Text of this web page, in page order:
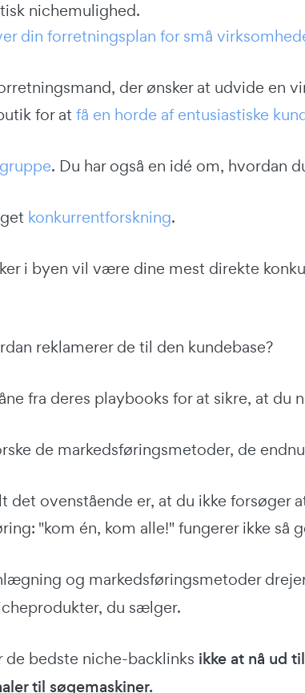
nichemulighed.
din forretningsplan for små
der ønsker at udvide en
for at få en horde af entusiastiske
. Du har også en idé om, hvordan
konkurrentforskning.
i byen vil være dine mest direkte
reklamerer de til den kundebase?
fra deres playbooks for at sikre, at du
de markedsføringsmetoder, de
det ovenstående er, at du ikke forsøger
"kom én, kom alle!" fungerer ikke så
og markedsføringsmetoder
du sælger.
de bedste niche-backlinks ikke at nå ud
til søgemaskiner.